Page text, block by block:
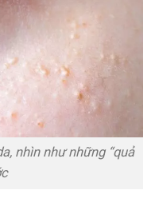
nhìn như những “quả